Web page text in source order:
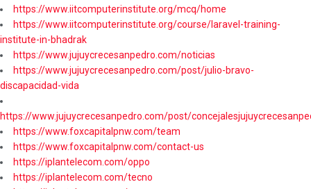
https://www.iitcomputerinstitute.org/mcq/home
https://www.iitcomputerinstitute.org/course/laravel-training-
institute-in-bhadrak
https://www.jujuycrecesanpedro.com/noticias
https://www.jujuycrecesanpedro.com/post/julio-bravo-
discapacidad-vida
https://www.jujuycrecesanpedro.com/post/
https://www.foxcapitalpnw.com/team
https://www.foxcapitalpnw.com/contact-us
https://iplantelecom.com/oppo
https://iplantelecom.com/tecno